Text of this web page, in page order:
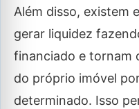
Além disso, existem
gerar liquidez
financiado e tornam
do próprio imóvel
determinado. Isso